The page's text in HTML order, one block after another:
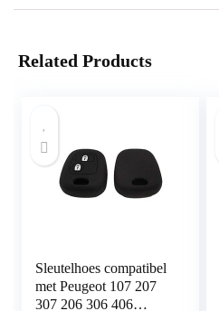
Related Products
Sleutelhoes compatibel
met Peugeot 107 207
307 206 306 406